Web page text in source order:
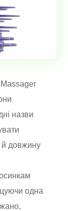
назви
довжину
одна